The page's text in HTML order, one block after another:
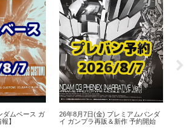
ダムベース ガ
】
26年8月7日(金) プレミアムバンダ
イ ガンプラ再販＆新作 予約開始